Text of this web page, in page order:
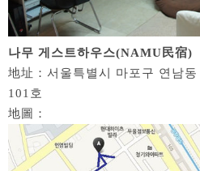
나무 게스트하우스(NAMU民宿)
地址：서울특별시 마포구 연남
101호
地圖：